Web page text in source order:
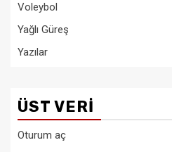
Voleybol
Yağlı Güreş
Yazılar
ÜST VERI
Oturum aç